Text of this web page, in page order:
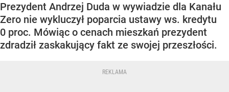
Prezydent Andrzej Duda w wywiadzie dla Kanału
Zero nie wykluczył poparcia ustawy ws. kredytu
0 proc. Mówiąc o cenach mieszkań prezydent
zdradził zaskakujący fakt ze swojej przeszłości.